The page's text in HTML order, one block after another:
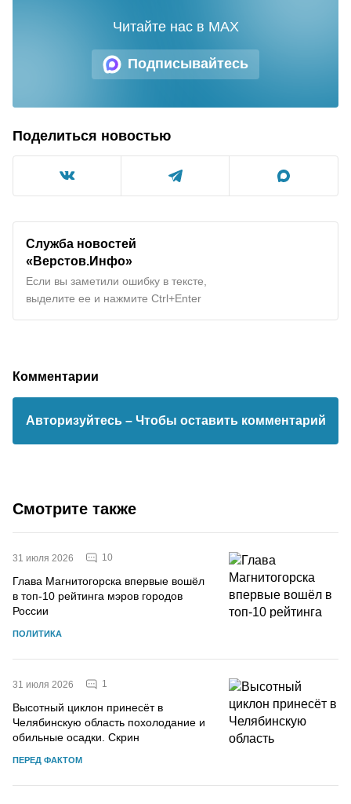
Подписывайтесь
Читайте нас в MAX
Поделиться новостью
Служба новостей
«Верстов.Инфо»
Если вы заметили ошибку в тексте,
выделите ее и нажмите Ctrl+Enter
Комментарии
Авторизуйтесь – Чтобы оставить комментарий
Смотрите также
31 июля 2026 10
Глава Магнитогорска впервые вошёл
в топ-10 рейтинга мэров городов
России
ПОЛИТИКА
31 июля 2026 1
Высотный циклон принесёт в
Челябинскую область похолодание и
обильные осадки. Скрин
ПЕРЕД ФАКТОМ